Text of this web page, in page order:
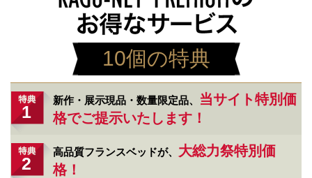
10個の特典
1
新作・展示現品・数量限定品、
当サイト特別価
格でご提示いたします！
2
高品質フランスベッドが、 大総力祭特別価
格！